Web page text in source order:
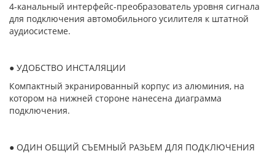
4-канальный интерфейс-преобразователь уровня сигнала
для подключения автомобильного усилителя к штатной
аудиосистеме.
● УДОБСТВО ИНСТАЛЯЦИИ
Компактный экранированный корпус из алюминия, на
котором на нижней стороне нанесена диаграмма
подключения.
● ОДИН ОБЩИЙ СЪЕМНЫЙ РАЗЬЕМ ДЛЯ ПОДКЛЮЧЕНИЯ